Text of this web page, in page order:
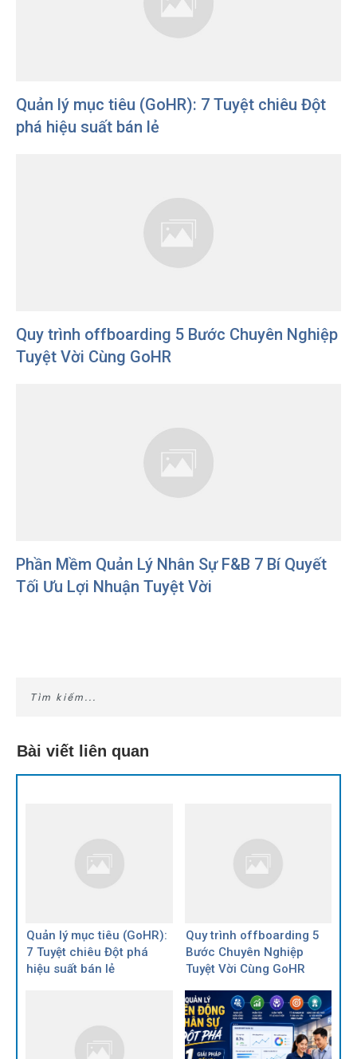
Quản lý mục tiêu (GoHR): 7 Tuyệt chiêu Đột
phá hiệu suất bán lẻ
Quy trình offboarding 5 Bước Chuyên Nghiệp
Tuyệt Vời Cùng GoHR
Phần Mềm Quản Lý Nhân Sự F&B 7 Bí Quyết
Tối Ưu Lợi Nhuận Tuyệt Vời
Bài viết liên quan
Quản lý mục tiêu (GoHR):
7 Tuyệt chiêu Đột phá
hiệu suất bán lẻ
Quy trình offboarding 5
Bước Chuyên Nghiệp
Tuyệt Vời Cùng GoHR